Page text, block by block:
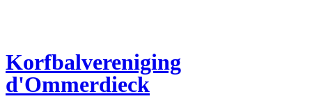
Korfbalvereniging
d'Ommerdieck